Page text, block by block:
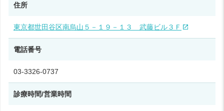
住所
東京都世田谷区南烏山５－１９－１３ 武藤ビル３Ｆ
電話番号
03-3326-0737
診療時間/営業時間